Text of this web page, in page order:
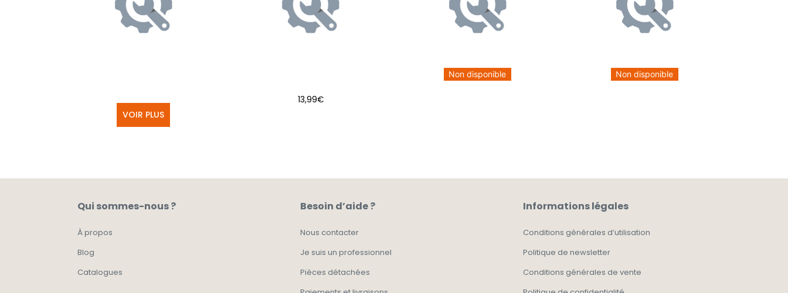
VOIR PLUS
13,99€
Non disponible Non disponible
Qui sommes-nous ?
À propos
Blog
Catalogues
Besoin d’aide ?
Nous contacter
Je suis un professionnel
Pièces détachées
Informations légales
Conditions générales d’utilisation
Politique de newsletter
Conditions générales de vente